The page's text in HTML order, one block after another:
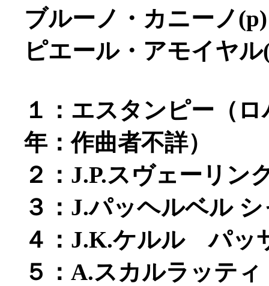
ブルーノ・カニーノ(p)
ピエール・アモイヤル
１：エスタンピー（
年：作曲者不詳）
２：J.P.スヴェーリ
３：J.パッヘルベル
４：J.K.ケルル パッ
５：A.スカルラッテ